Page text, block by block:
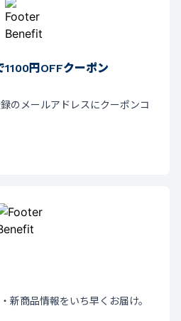
円OFFクーポン
のメールアドレスにクーポンコ
新商品情報をいち早くお届け。